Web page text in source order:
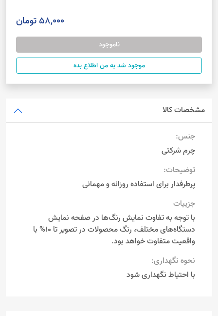
58,000 تومان
ناموجود
موجود شد به من اطلاع بده
مشخصات کالا
جنس:
چرم شرکتی
توضیحات:
پرطرفدار برای استفاده روزانه و مهمانی
جزییات
با توجه به تفاوت نمایش رنگ‌ها در صفحه نمایش
دستگاه‌های مختلف، رنگ محصولات در تصویر تا 10% با
واقعیت متفاوت خواهد بود.
نحوه نگهداری:
با احتیاط نگهداری شود